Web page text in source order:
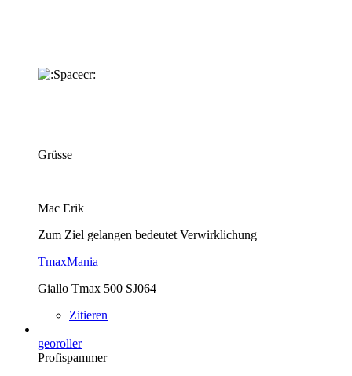
Grüsse
Mac Erik
Zum Ziel gelangen bedeutet Verwirklichung
TmaxMania
Giallo Tmax 500 SJ064
Zitieren
georoller
Profispammer